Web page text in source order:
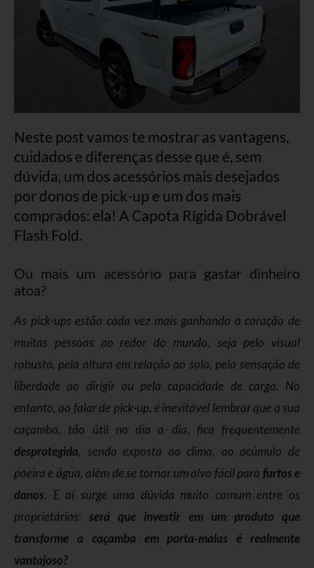
Neste post vamos te mostrar as vantagens,
cuidados e diferenças desse que é, sem
dúvida, um dos acessórios mais desejados
por donos de pick-up e um dos mais
comprados: ela! A Capota Rígida Dobrável
Flash Fold.
Ou mais um acessório para gastar dinheiro
atoa?
As pick-ups estão cada vez mais ganhando o coração de
muitas pessoas ao redor do mundo, seja pelo visual
robusto, pela altura em relação ao solo, pela sensação de
liberdade ao dirigir ou pela capacidade de carga. No
entanto, ao falar de pick-up, é inevitável lembrar que a sua
caçamba, tão útil no dia a dia, fica frequentemente
desprotegida, sendo exposta ao clima, ao acúmulo de
poeira e água, além de se tornar um alvo fácil para furtos e
danos. E aí surge uma dúvida muito comum entre os
proprietários:será que investir em um produto que
transforme a caçamba em porta-malas é realmente
vantajoso?